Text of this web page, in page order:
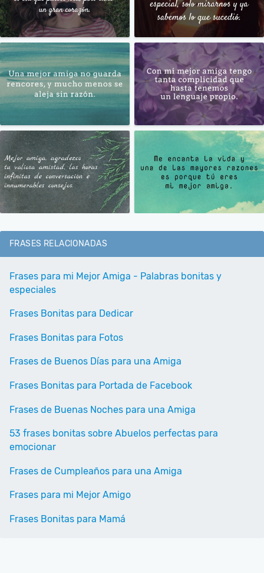
FRASES RELACIONADAS
Frases para mi Mejor Amiga - Palabras bonitas y
especiales
Frases Bonitas para Dedicar
Frases Bonitas para Fotos
Frases de Buenos Días para una Amiga
Frases Bonitas para Portada de Facebook
Frases de Buenas Noches para una Amiga
53 frases bonitas sobre Abuelos perfectas para
emocionar
Frases de Cumpleaños para una Amiga
Frases para mi Mejor Amigo
Frases Bonitas para Mamá